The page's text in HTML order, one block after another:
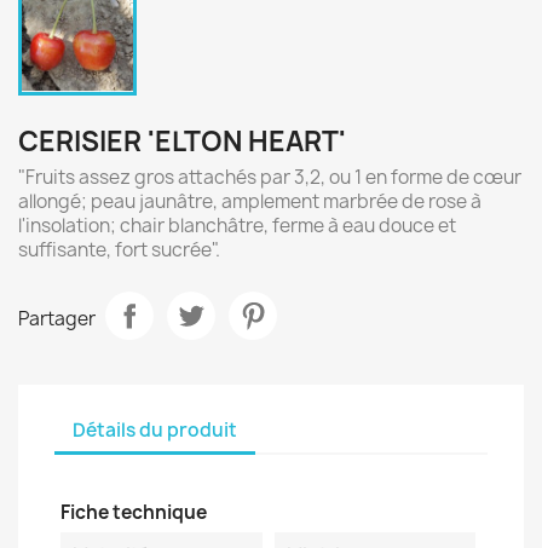
CERISIER 'ELTON HEART'
"Fruits assez gros attachés par 3,2, ou 1 en forme de cœur
allongé; peau jaunâtre, amplement marbrée de rose à
l'insolation; chair blanchâtre, ferme à eau douce et
suffisante, fort sucrée".
Partager
Détails du produit
Fiche technique